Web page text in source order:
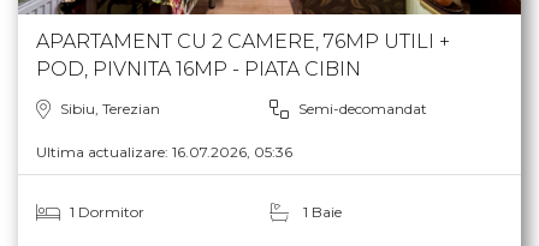
APARTAMENT CU 2 CAMERE, 76MP UTILI +
POD, PIVNITA 16MP - PIATA CIBIN
Sibiu, Terezian Semi-decomandat
Ultima actualizare: 16.07.2026, 05:36
1 Dormitor 1 Baie